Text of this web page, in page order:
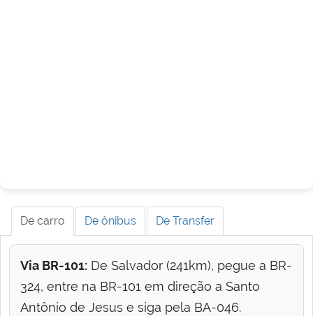
De carro De ônibus De Transfer
Via BR-101: De Salvador (241km), pegue a BR-
324, entre na BR-101 em direção a Santo
Antônio de Jesus e siga pela BA-046.